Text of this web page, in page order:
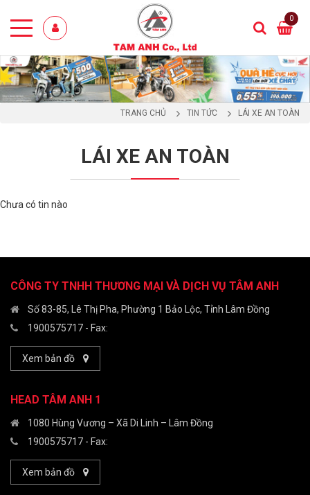
0
TRANG CHỦ TIN TỨC LÁI XE AN TOÀN
LÁI XE AN TOÀN
Chưa có tin nào
CÔNG TY TNHH THƯƠNG MẠI VÀ DỊCH VỤ TÂM ANH
Số 83-85, Lê Thị Pha, Phường 1 Bảo Lộc, Tỉnh Lâm Đồng
1900575717 - Fax:
Xem bản đồ
HEAD TÂM ANH 1
1080 Hùng Vương – Xã Di Linh – Lâm Đồng
1900575717 - Fax:
Xem bản đồ